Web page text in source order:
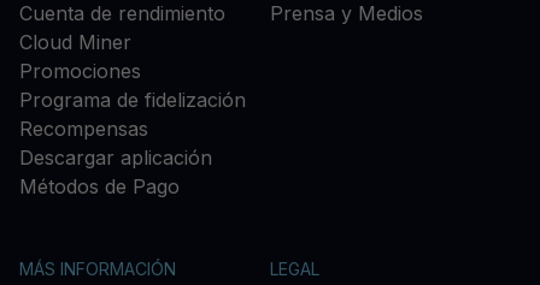
Cuenta de rendimiento
Cloud Miner
Promociones
Programa de fidelización
Recompensas
Descargar aplicación
Métodos de Pago
Prensa y Medios
MÁS INFORMACIÓN LEGAL